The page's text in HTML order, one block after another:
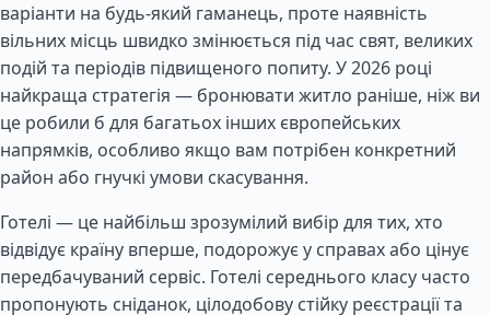
варіанти на будь-який гаманець, проте наявність
вільних місць швидко змінюється під час свят, великих
подій та періодів підвищеного попиту. У 2026 році
найкраща стратегія — бронювати житло раніше, ніж ви
це робили б для багатьох інших європейських
напрямків, особливо якщо вам потрібен конкретний
район або гнучкі умови скасування.
Готелі — це найбільш зрозумілий вибір для тих, хто
відвідує країну вперше, подорожує у справах або цінує
передбачуваний сервіс. Готелі середнього класу часто
пропонують сніданок, цілодобову стійку реєстрації та